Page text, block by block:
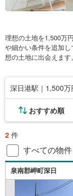
理想の土地を1,500万
や細かい条件を追加
想の土地に出会えます。
深日港駅｜1,500
おすすめ順
2 件
すべての物
泉南郡岬町深日